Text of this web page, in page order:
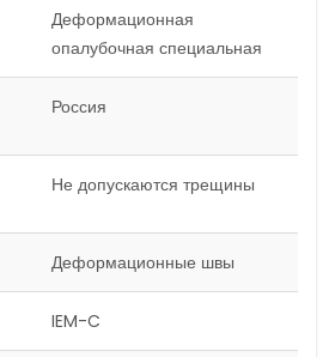
Деформационная
опалубочная специальная
Россия
Не допускаются трещины
Деформационные швы
IEM-C